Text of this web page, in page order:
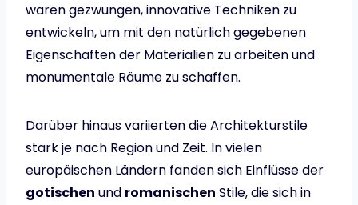
waren gezwungen, innovative Techniken zu
entwickeln, um mit den natürlich gegebenen
Eigenschaften der Materialien zu arbeiten und
monumentale Räume zu schaffen.
Darüber hinaus variierten die Architekturstile
stark je nach Region und Zeit. In vielen
europäischen Ländern fanden sich Einflüsse der
gotischen und romanischen Stile, die sich in